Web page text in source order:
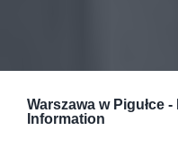
Warszawa w Pigułce -
Information